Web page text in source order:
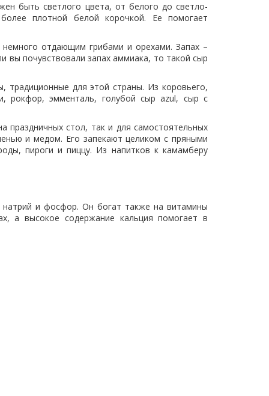
быть светлого цвета, от белого до светло-
плотной белой корочкой. Ее помогает
отдающим грибами и орехами. Запах –
вы почувствовали запах аммиака, то такой сыр
традиционные для этой страны. Из коровьего,
рокфор, эмменталь, голубой сыр azul, сыр с
праздничных стол, так и для самостоятельных
и медом. Его запекают целиком с пряными
пироги и пиццу. Из напитков к камамберу
и фосфор. Он богат также на витамины
а высокое содержание кальция помогает в